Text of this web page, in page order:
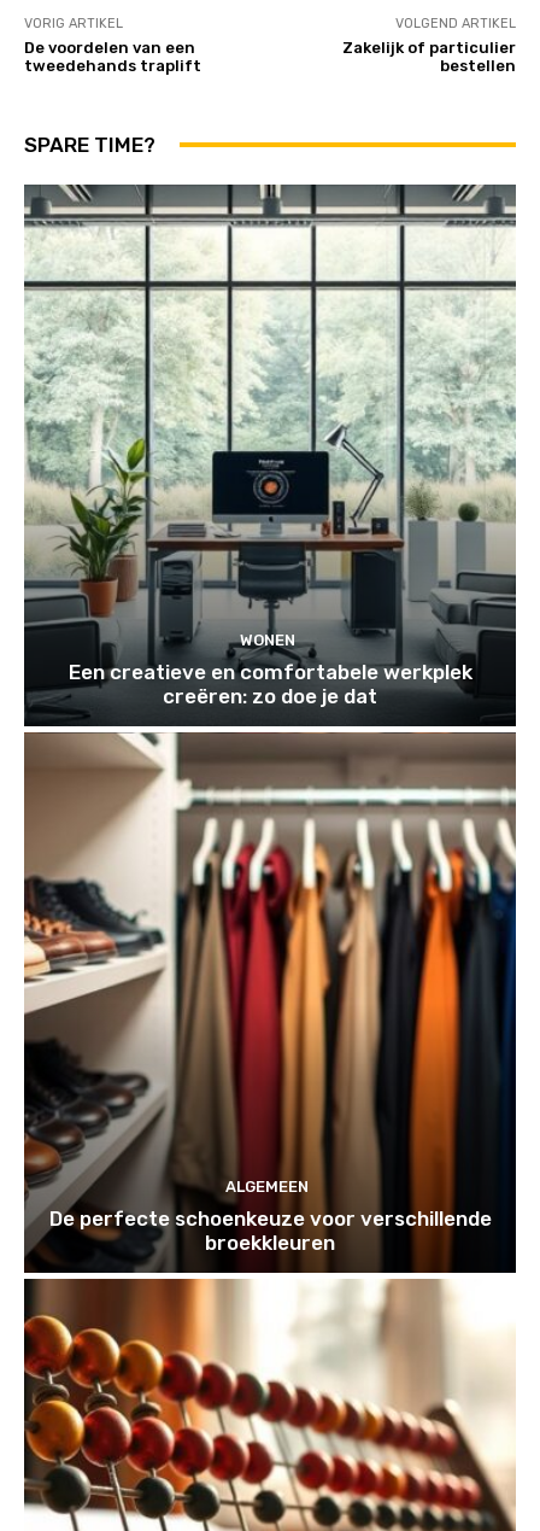
VORIG ARTIKEL
De voordelen van een
tweedehands traplift
VOLGEND ARTIKEL
Zakelijk of particulier
bestellen
SPARE TIME?
WONEN
Een creatieve en comfortabele werkplek
creëren: zo doe je dat
ALGEMEEN
De perfecte schoenkeuze voor verschillende
broekkleuren